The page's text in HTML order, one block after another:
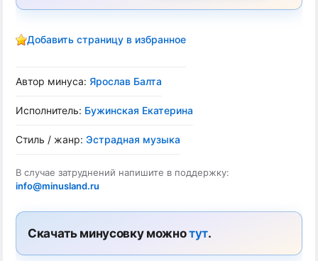
Добавить страницу в избранное
Автор минуса: Ярослав Балта
Исполнитель: Бужинская Екатерина
Стиль / жанр: Эстрадная музыка
В случае затруднений напишите в поддержку:
info@minusland.ru
Скачать минусовку можнотут.